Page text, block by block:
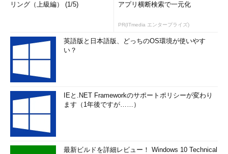
リング（上級編） (1/5)
アプリ横断検索で一元化
PR(ITmedia エンタープライズ)
英語版と日本語版、どっちのOS環境が使いやす
い？
IEと.NET Frameworkのサポートポリシーが変わり
ます（1年後ですが……）
最新ビルドを詳細レビュー！ Windows 10 Technical